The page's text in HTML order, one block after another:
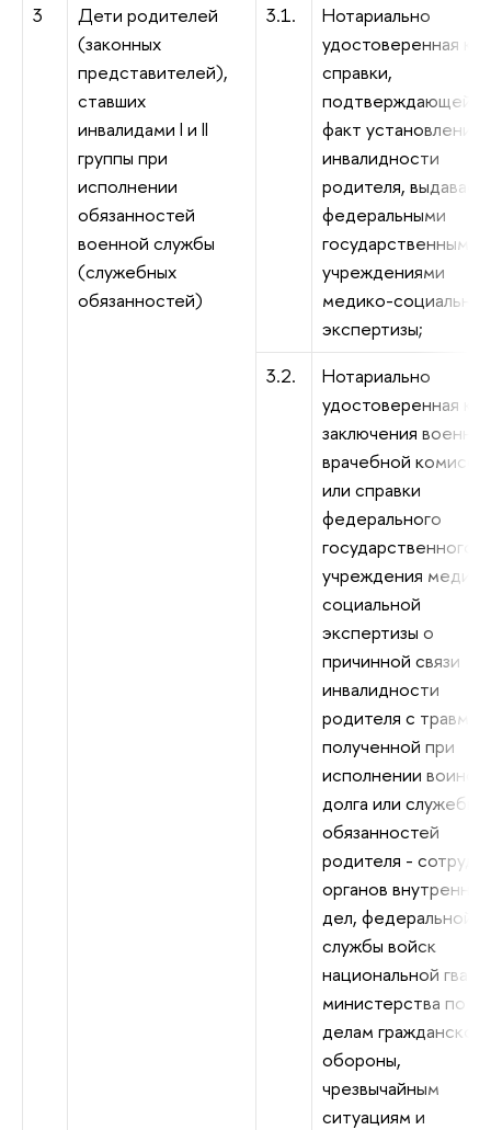
3
Дети родителей
(законных
представителей),
ставших
инвалидами I и II
группы при
исполнении
обязанностей
военной службы
(служебных
обязанностей)
3.1.
Нотариально
удостоверенная
справки,
подтверждающей
факт установления
инвалидности
родителя,
федеральными
государственными
учреждениями
медико-социальной
экспертизы;
3.2.
Нотариально
удостоверенная
заключения военно-
врачебной
или справки
федерального
государственного
учреждения
социальной
экспертизы о
причинной связи
инвалидности
родителя с
полученной при
исполнении
долга или
обязанностей
родителя -
органов внутренних
дел, федеральной
службы войск
национальной
министерства по
делам гражданской
обороны,
чрезвычайным
ситуациям и